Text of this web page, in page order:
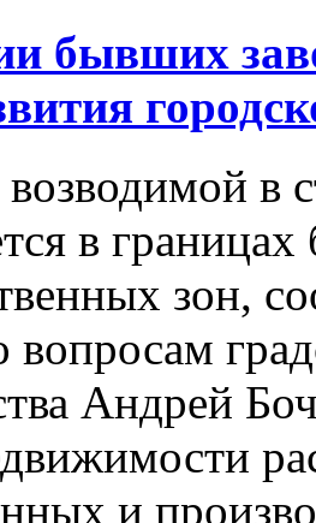
бывших
в
в
зон,
Андрей
и